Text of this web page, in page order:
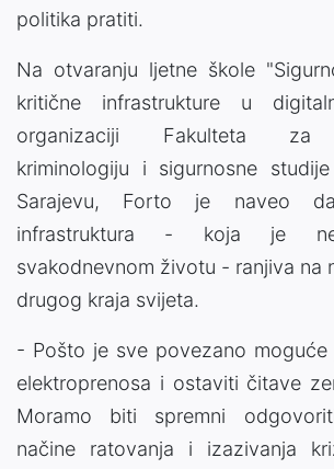
politika pratiti.
Na otvaranju ljetne škole
kritične infrastrukture u
organizaciji Fakulteta za
kriminologiju i sigurnosne
Sarajevu, Forto je naveo
infrastruktura - koja je
svakodnevnom životu - ranjiva na
drugog kraja svijeta.
- Pošto je sve povezano moguće
elektroprenosa i ostaviti čitave
Moramo biti spremni
načine ratovanja i izazivanja